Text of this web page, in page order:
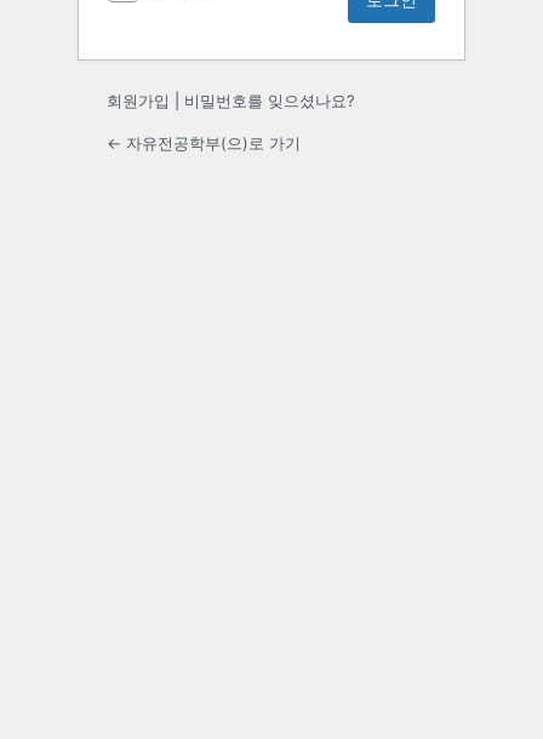
회원가입 비밀번호를 잊으셨나요?
← 자유전공학부(으)로 가기